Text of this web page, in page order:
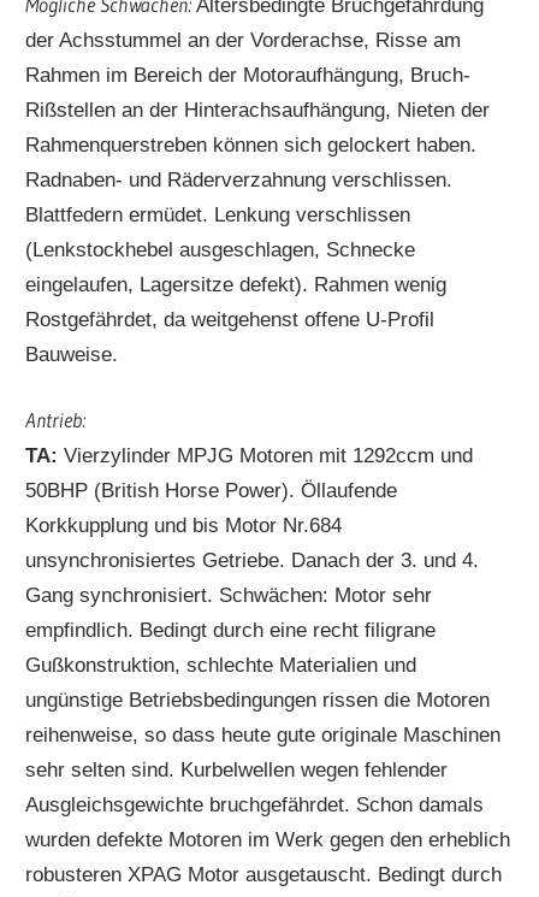
Altersbedingte Bruchgefährdung
der Achsstummel an der Vorderachse, Risse am
Rahmen im Bereich der Motoraufhängung, Bruch-
Rißstellen an der Hinterachsaufhängung, Nieten der
Rahmenquerstreben können sich gelockert haben.
Radnaben- und Räderverzahnung verschlissen.
Blattfedern ermüdet. Lenkung verschlissen
(Lenkstockhebel ausgeschlagen, Schnecke
eingelaufen, Lagersitze defekt). Rahmen wenig
Rostgefährdet, da weitgehenst offene U-Profil
Bauweise.
Antrieb:
TA: Vierzylinder MPJG Motoren mit 1292ccm und
50BHP (British Horse Power). Öllaufende
Korkkupplung und bis Motor Nr.684
unsynchronisiertes Getriebe. Danach der 3. und 4.
Gang synchronisiert. Schwächen: Motor sehr
empfindlich. Bedingt durch eine recht filigrane
Gußkonstruktion, schlechte Materialien und
ungünstige Betriebsbedingungen rissen die Motoren
reihenweise, so dass heute gute originale Maschinen
sehr selten sind. Kurbelwellen wegen fehlender
Ausgleichsgewichte bruchgefährdet. Schon damals
wurden defekte Motoren im Werk gegen den erheblich
robusteren XPAG Motor ausgetauscht. Bedingt durch